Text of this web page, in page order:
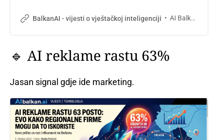
BalkanAI - vijesti o vještačkoj inteligenciji
AI Balkan
🔹 AI reklame rastu 63%
Jasan signal gdje ide marketing.